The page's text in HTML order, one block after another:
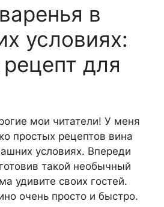
в
условиях:
для
мои читатели! У меня
простых рецептов вина
условиях. Впереди
такой необычный
удивите своих гостей.
очень просто и быстро.